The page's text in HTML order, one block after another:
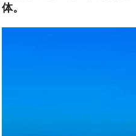
体。